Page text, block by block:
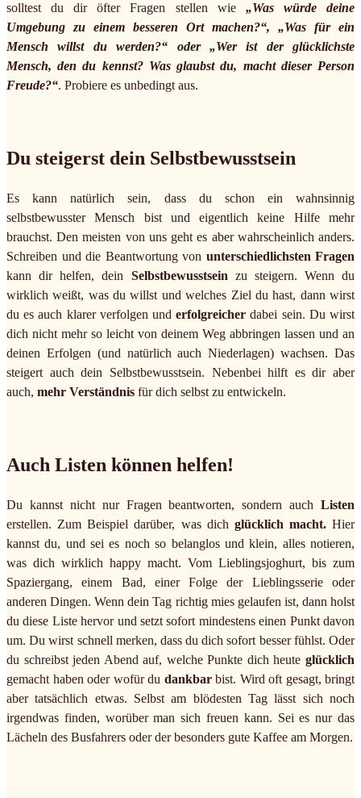
solltest du dir öfter Fragen stellen wie „Was würde deine
Umgebung zu einem besseren Ort machen?“, „Was für ein
Mensch willst du werden?“ oder „Wer ist der glücklichste
Mensch, den du kennst? Was glaubst du, macht dieser Person
Freude?“. Probiere es unbedingt aus.
Du steigerst dein Selbstbewusstsein
Es kann natürlich sein, dass du schon ein wahnsinnig
selbstbewusster Mensch bist und eigentlich keine Hilfe mehr
brauchst. Den meisten von uns geht es aber wahrscheinlich anders.
Schreiben und die Beantwortung von unterschiedlichsten Fragen
kann dir helfen, dein Selbstbewusstsein zu steigern. Wenn du
wirklich weißt, was du willst und welches Ziel du hast, dann wirst
du es auch klarer verfolgen und erfolgreicher dabei sein. Du wirst
dich nicht mehr so leicht von deinem Weg abbringen lassen und an
deinen Erfolgen (und natürlich auch Niederlagen) wachsen. Das
steigert auch dein Selbstbewusstsein. Nebenbei hilft es dir aber
auch, mehr Verständnis für dich selbst zu entwickeln.
Auch Listen können helfen!
Du kannst nicht nur Fragen beantworten, sondern auch Listen
erstellen. Zum Beispiel darüber, was dich glücklich macht.Hier
kannst du, und sei es noch so belanglos und klein, alles notieren,
was dich wirklich happy macht. Vom Lieblingsjoghurt, bis zum
Spaziergang, einem Bad, einer Folge der Lieblingsserie oder
anderen Dingen. Wenn dein Tag richtig mies gelaufen ist, dann holst
du diese Liste hervor und setzt sofort mindestens einen Punkt davon
um. Du wirst schnell merken, dass du dich sofort besser fühlst. Oder
du schreibst jeden Abend auf, welche Punkte dich heute glücklich
gemacht haben oder wofür du dankbarbist. Wird oft gesagt, bringt
aber tatsächlich etwas. Selbst am blödesten Tag lässt sich noch
irgendwas finden, worüber man sich freuen kann. Sei es nur das
Lächeln des Busfahrers oder der besonders gute Kaffee am Morgen.